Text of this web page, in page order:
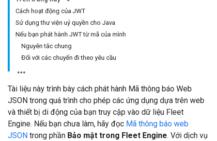
Cách hoạt động của JWT
Sử dụng thư viện uỷ quyền cho Java
Nếu bạn phát hành JWT từ mã của mình
Nguyên tắc chung
Đối với các chuyến đi theo yêu cầu
Tài liệu này trình bày cách phát hành Mã thông báo Web
JSON trong quá trình cho phép các ứng dụng dựa trên web
và thiết bị di động của bạn truy cập vào dữ liệu Fleet
Engine. Nếu bạn chưa làm, hãy đọc Mã thông báo web
JSON trong phần Bảo mật trong Fleet Engine. Với dịch vụ